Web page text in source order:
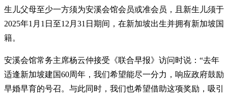
生儿父母至少一方须为安溪会馆会员或准会员，且新生儿须于
2025年1月1日至12月31日期间，在新加坡出生并拥有新加坡国
籍。
安溪会馆常务主席杨云仲接受《联合早报》访问时说：“去年
适逢新加坡建国60周年，我们希望能尽一分力，响应政府鼓励
早婚早育的号召。与此同时，我们也希望借助这项奖励，吸引